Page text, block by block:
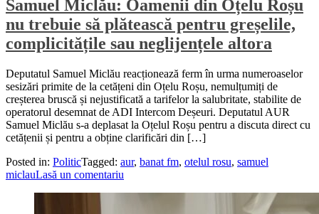
Samuel Miclău: Oamenii din Oțelu Roșu
nu trebuie să plătească pentru greșelile,
complicitățile sau neglijențele altora
Deputatul Samuel Miclău reacționează ferm în urma numeroaselor
sesizări primite de la cetățeni din Oțelu Roșu, nemulțumiți de
creșterea bruscă și nejustificată a tarifelor la salubritate, stabilite de
operatorul desemnat de ADI Intercom Deșeuri. Deputatul AUR
Samuel Miclău s-a deplasat la Oțelul Roșu pentru a discuta direct cu
cetățenii și pentru a obține clarificări din […]
Posted in: PoliticTagged: aur, banat fm, otelul rosu, samuel
miclauLasă un comentariu